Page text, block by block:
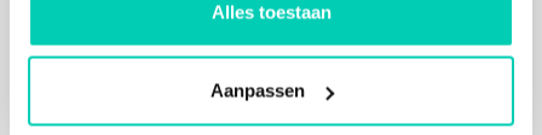
Alles toestaan
Aanpassen